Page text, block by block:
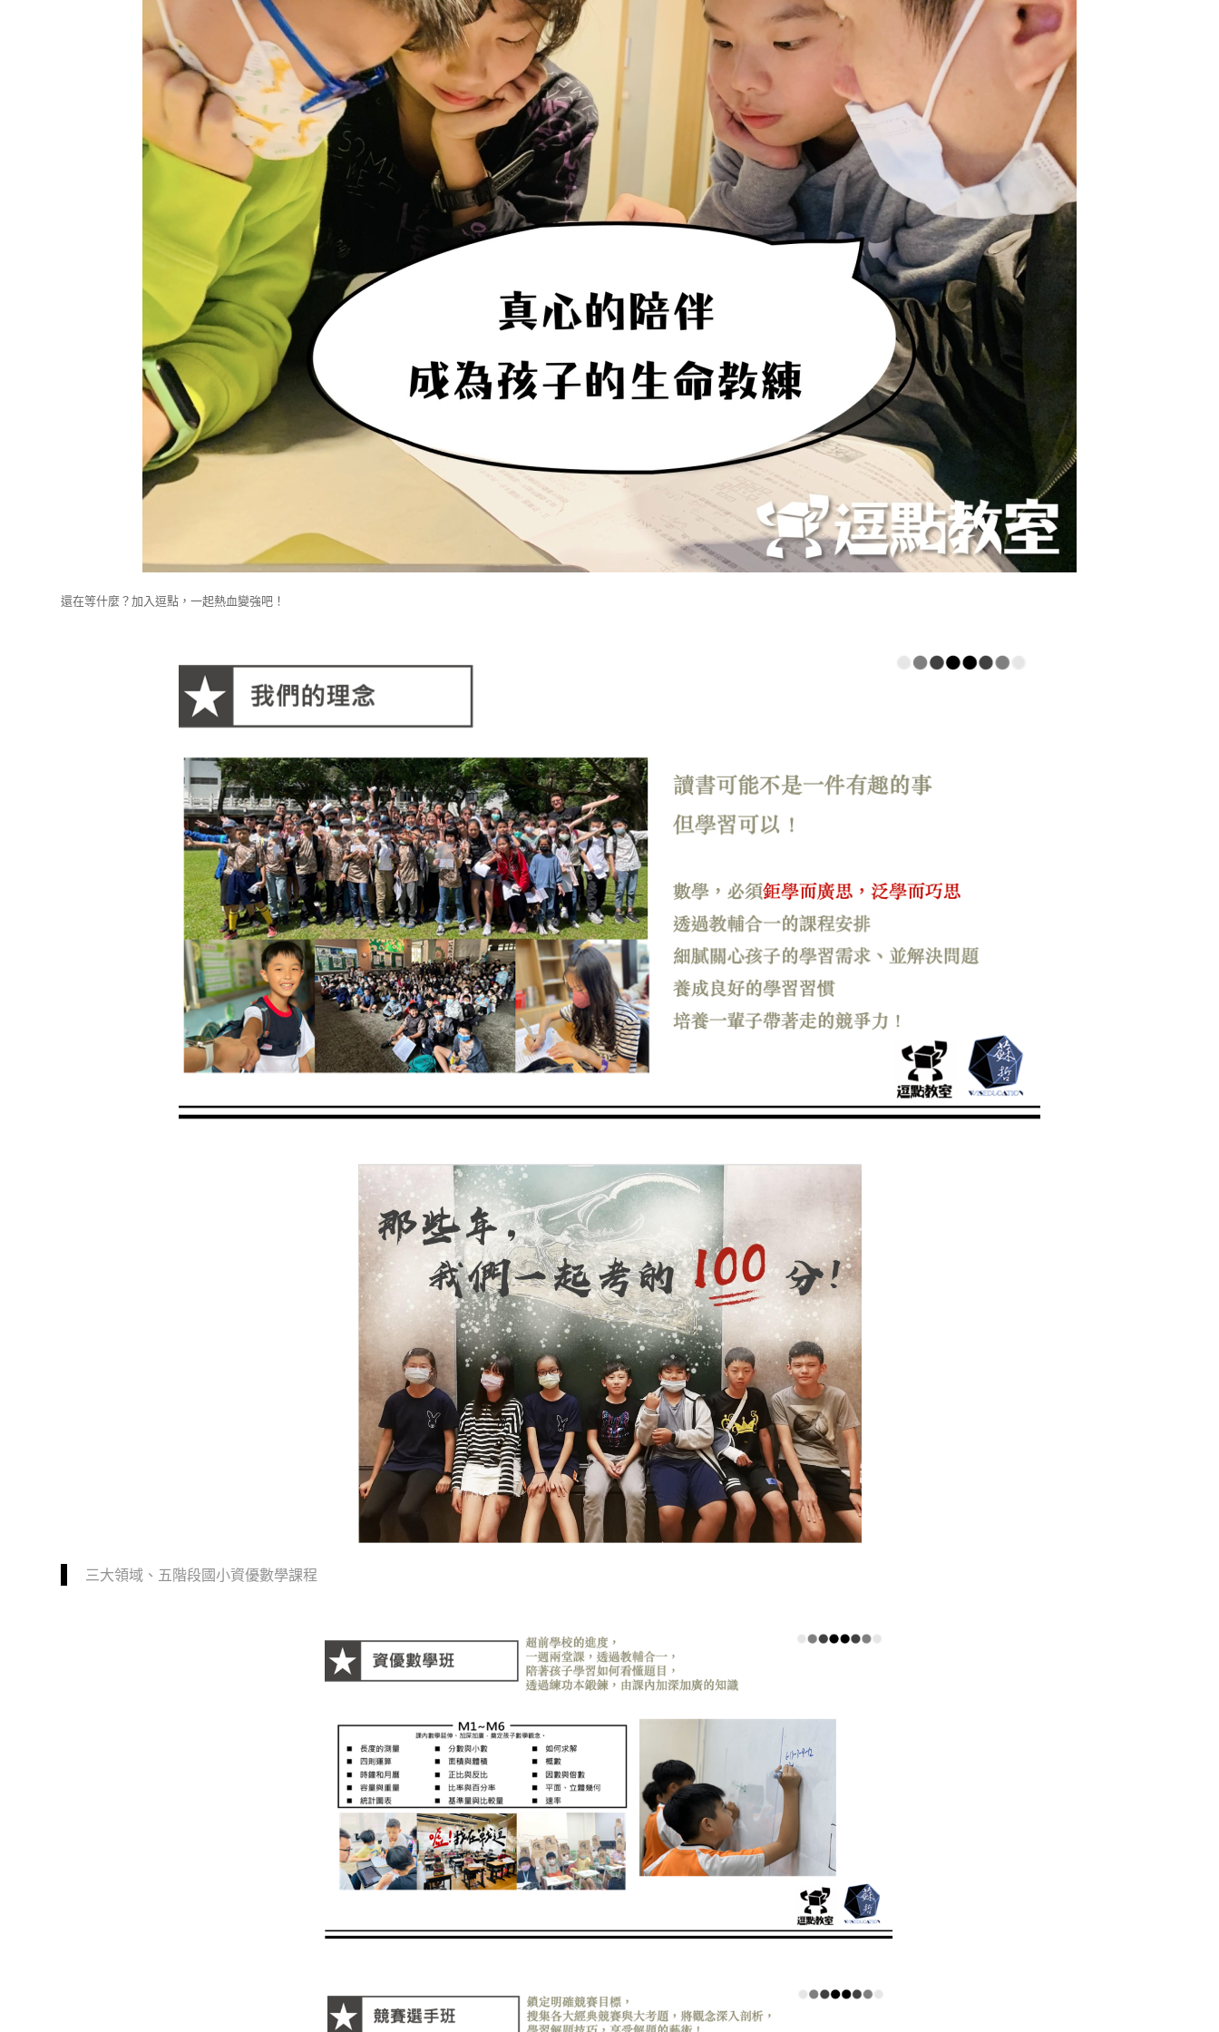
還在等什麼？加入逗點，一起熱血變強吧！
三大領域、五階段國小資優數學課程